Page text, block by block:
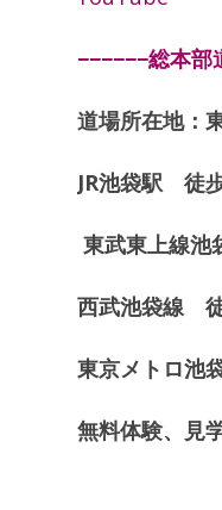
−−−−−−総本
道場所在地：
JR池袋駅 徒
東武東上線
西武池袋線
東京メトロ池
無料体験、見